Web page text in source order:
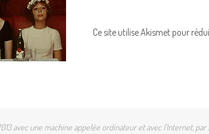
Ce site utilise Akismet pour
avec une machine appelée ordinateur et avec l'Internet,